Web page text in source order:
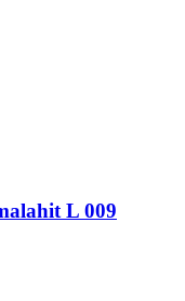
L 009